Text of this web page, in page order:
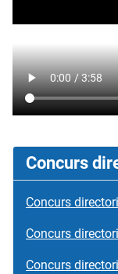
Concurs
Concurs
Concurs
Concurs